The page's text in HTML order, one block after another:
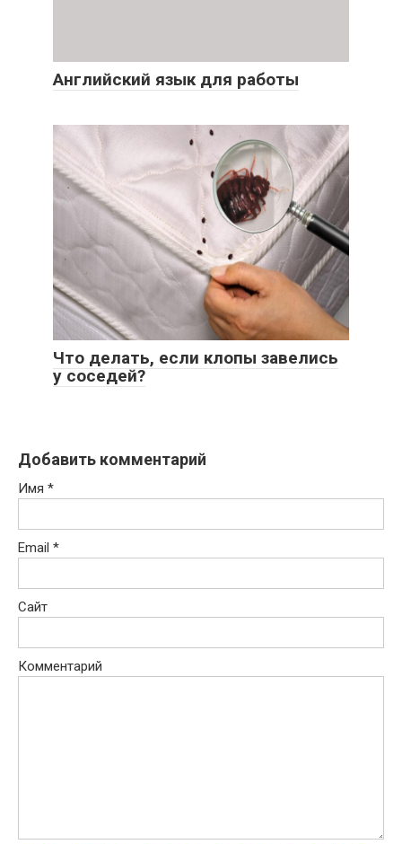
Английский язык для работы
Что делать, если клопы завелись
у соседей?
Добавить комментарий
Имя *
Email *
Сайт
Комментарий